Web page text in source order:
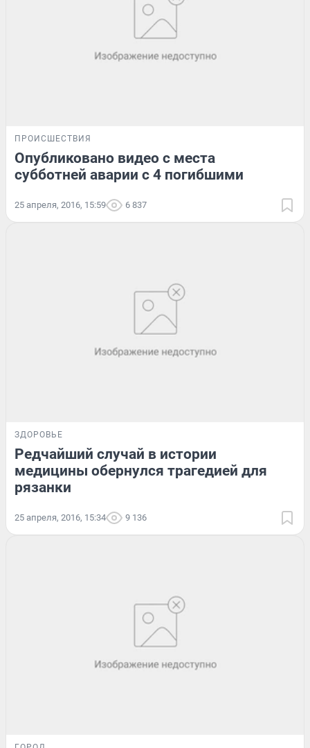
ПРОИСШЕСТВИЯ
Опубликовано видео с места
субботней аварии с 4 погибшими
25 апреля, 2016, 15:59 6 837
ЗДОРОВЬЕ
Редчайший случай в истории
медицины обернулся трагедией для
рязанки
25 апреля, 2016, 15:34 9 136